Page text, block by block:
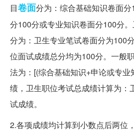
目卷面分为：综合基础知识卷面
分100分或专业知识卷面分100分
分为：卫生专业笔试卷面分为100
位面试成绩总分均为100分。一般
法为：[(综合基础知识+申论或专业
绩，卫生职位考试总成绩计算为：
试成绩。
2.各项成绩均计算到小数点后两位